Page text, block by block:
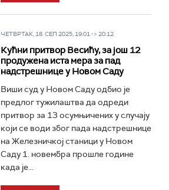
ЧЕТВРТАК, 18. СЕП 2025, 19:01 -> 20:12
Кућни притвор Весићу, за још 12
продужена иста мера за пад
надстрешнице у Новом Саду
Виши суд у Новом Саду одбио је
предлог тужилаштва да одреди
притвор за 13 осумњичених у случају
који се води због пада надстрешнице
на Железничкој станици у Новом
Саду 1. новембра прошле године
када је...